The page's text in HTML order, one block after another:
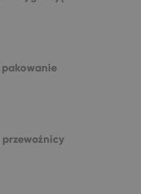
pakowanie
przewoźnicy